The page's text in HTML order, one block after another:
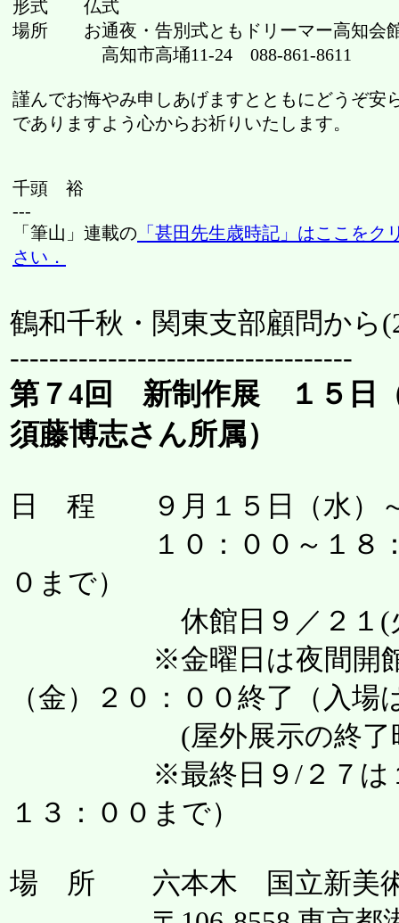
形式 仏式
場所 お通夜・告別式ともドリーマー高知会
高知市高埇11-24 088-861-8611
謹んでお悔やみ申しあげますとともにどうぞ安
でありますよう心からお祈りいたします。
千頭 裕
---
「筆山」連載の 「甚田先生歳時記」はここをク
さい．
鶴和千秋・関東支部顧問から(
-----------------------------------
第７4回 新制作展 １５日
須藤博志さん所属）
日 程 ９月１５日（水）～
１０：００～１８：０
０まで）
休館日９／２１(
※金曜日は夜間開館 ９
（金）２０：００終了（入
(屋外展示の終了時間
※最終日９/２７は１４
１３：００まで）
場 所 六本木 国立新美